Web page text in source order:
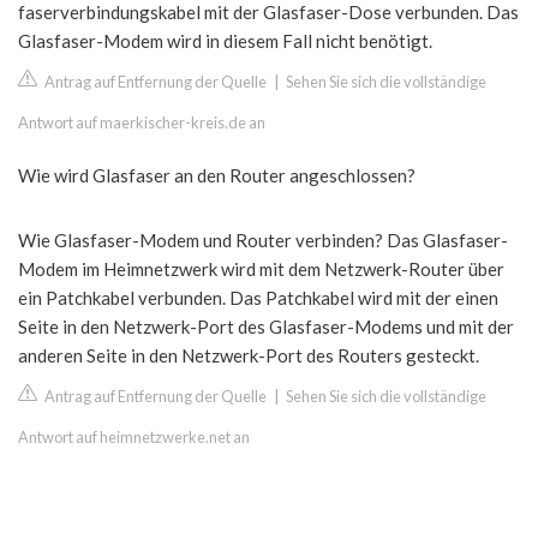
faserverbindungskabel mit der Glasfaser-Dose verbunden. Das
Glasfaser-Modem wird in diesem Fall nicht benötigt.
Antrag auf Entfernung der Quelle Sehen Sie sich die vollständige
Antwort auf maerkischer-kreis.de an
Wie wird Glasfaser an den Router angeschlossen?
Wie Glasfaser-Modem und Router verbinden? Das Glasfaser-
Modem im Heimnetzwerk wird mit dem Netzwerk-Router über
ein Patchkabel verbunden. Das Patchkabel wird mit der einen
Seite in den Netzwerk-Port des Glasfaser-Modems und mit der
anderen Seite in den Netzwerk-Port des Routers gesteckt.
Antrag auf Entfernung der Quelle Sehen Sie sich die vollständige
Antwort auf heimnetzwerke.net an